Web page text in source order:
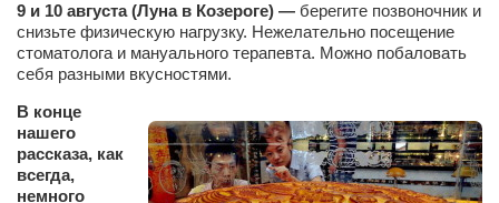
Александра Сокол
Барды
Владимир Айзенберг
Игорь Добровольский
Ольга Козаченко
Оксана Скоробагатская
9 и 10 августа (Луна в Козероге) — берегите позвоночник и
снизьте физическую нагрузку. Нежелательно посещение
стоматолога и мануального терапевта. Можно побаловать
себя разными вкусностями.
В конце
нашего
рассказа, как
всегда,
немного